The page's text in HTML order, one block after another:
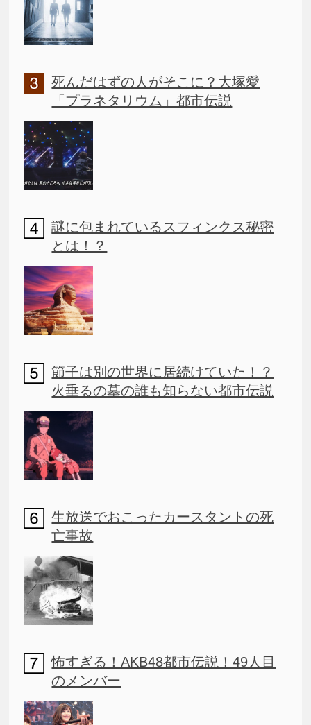
死んだはずの人がそこに？大塚愛
「プラネタリウム」都市伝説
謎に包まれているスフィンクス秘密
とは！？
節子は別の世界に居続けていた！？
火垂るの墓の誰も知らない都市伝説
生放送でおこったカースタントの死
亡事故
怖すぎる！AKB48都市伝説！49人目
のメンバー